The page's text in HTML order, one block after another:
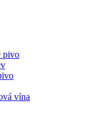
pivo
vína